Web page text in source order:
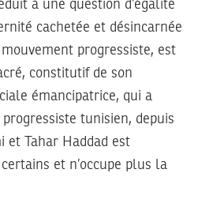
à une question d’égalité
cachetée et désincarnée
progressiste, est
constitutif de son
émancipatrice, qui a
tunisien, depuis
et Tahar Haddad est
et n’occupe plus la